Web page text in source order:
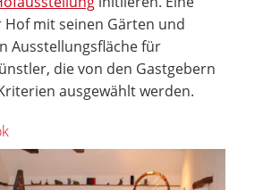
mit seinen Gärten und
Ausstellungsfläche für
die von den Gastgebern
ausgewählt werden.